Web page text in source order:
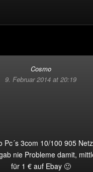
Cosmo
9. Februar 2014 at 20:19
Pc´s 3com 10/100 905
nie Probleme damit,
für 1 € auf Ebay 🙂